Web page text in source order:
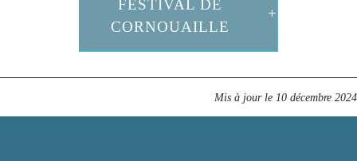
FESTIVAL DE
CORNOUAILLE
Mis à jour le 10 décembre 2024